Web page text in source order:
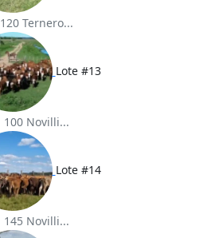
120 Ternero...
Lote #13
100 Novilli...
Lote #14
145 Novilli...